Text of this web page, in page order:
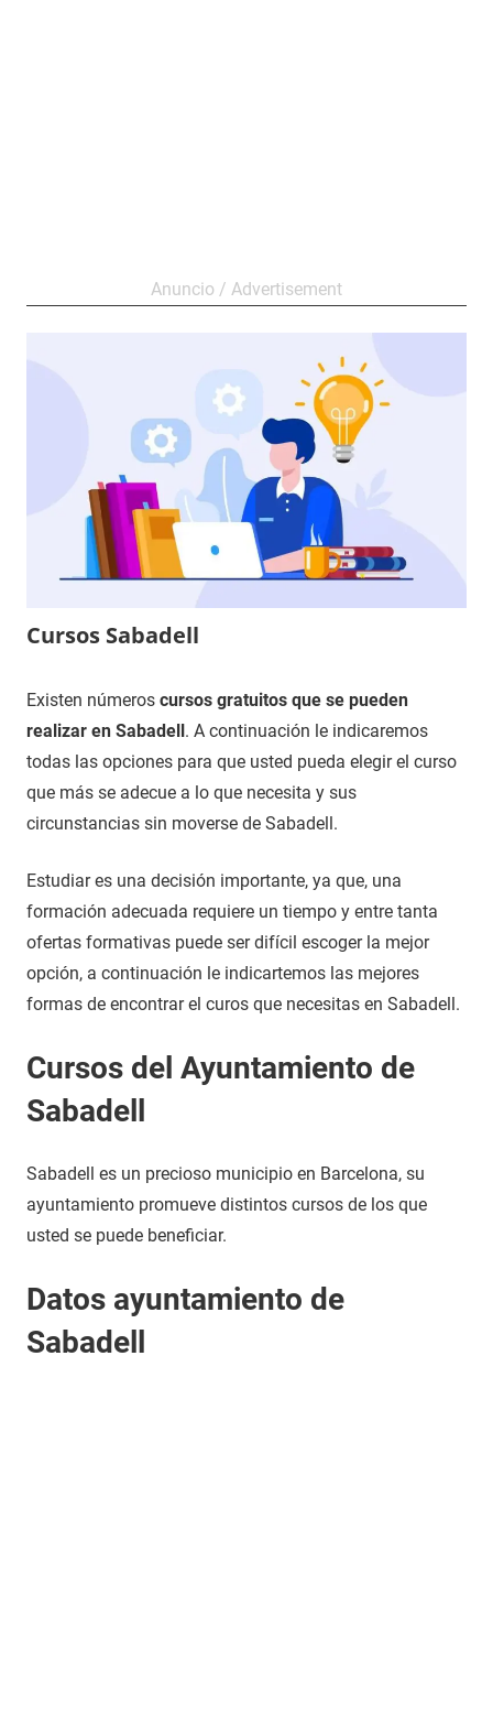
Cursos Sabadell
14
de
noviembre
2020
Maria
Cursos
en
Barcelona
Existen números cursos gratuitos que se pueden
realizar en Sabadell. A continuación le indicaremos
todas las opciones para que usted pueda elegir el curso
que más se adecue a lo que necesita y sus
circunstancias sin moverse de Sabadell.
Estudiar es una decisión importante, ya que, una
formación adecuada requiere un tiempo y entre tanta
ofertas formativas puede ser difícil escoger la mejor
opción, a continuación le indicartemos las mejores
formas de encontrar el curos que necesitas en Sabadell.
Cursos del Ayuntamiento de
Sabadell
Sabadell es un precioso municipio en Barcelona, su
ayuntamiento promueve distintos cursos de los que
usted se puede beneficiar.
Datos ayuntamiento de
Sabadell